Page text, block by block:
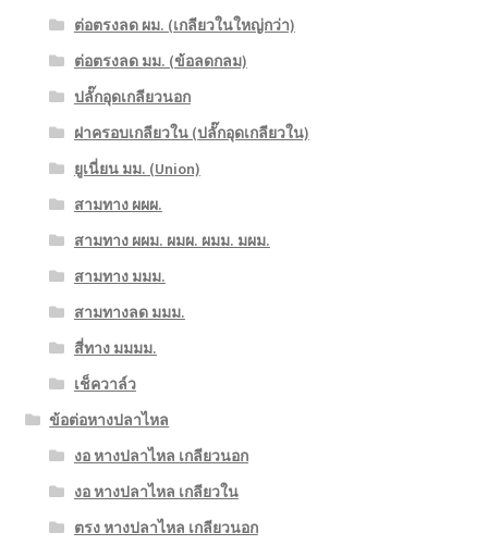
ต่อตรงลด ผม. (เกลียวในใหญ่กว่า)
ต่อตรงลด มม. (ข้อลดกลม)
ปลั๊กอุดเกลียวนอก
ฝาครอบเกลียวใน (ปลั๊กอุดเกลียวใน)
ยูเนี่ยน มม. (Union)
สามทาง ผผผ.
สามทาง ผผม. ผมผ. ผมม. มผม.
สามทาง มมม.
สามทางลด มมม.
สี่ทาง มมมม.
เช็ควาล์ว
ข้อต่อหางปลาไหล
งอ หางปลาไหล เกลียวนอก
งอ หางปลาไหล เกลียวใน
ตรง หางปลาไหล เกลียวนอก